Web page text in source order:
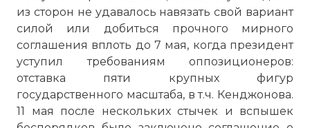
из сторон не удавалось навязать свой вариант
силой или добиться прочного мирного
соглашения вплоть до 7 мая, когда президент
уступил требованиям оппозиционеров:
отставка пяти крупных фигур
государственного масштаба, в т.ч. Кенджонова.
11 мая после нескольких стычек и вспышек